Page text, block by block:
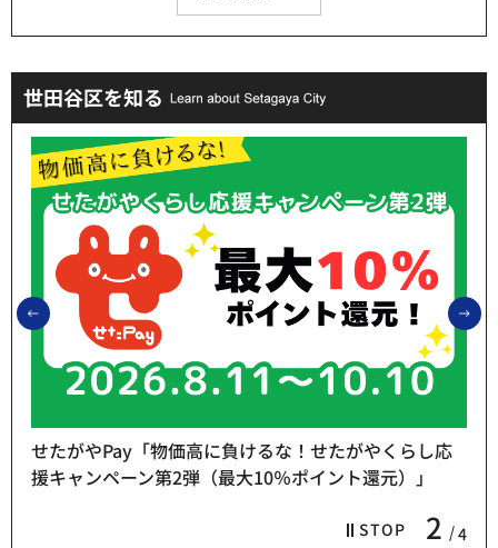
世田谷区を知る
前のスライドを表示
STOP 2 4
せたがやPay「物価高に負けるな！せたがやくらし応
援キャンペーン第2弾（最大10％ポイント還元）」